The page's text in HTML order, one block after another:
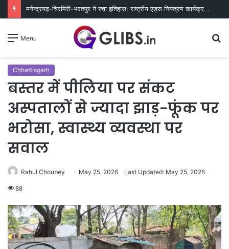
मनेन्द्रगढ़-चिरमिरी-भरतपुर ने रचा इतिहास: राष्ट्रीय एड्स नियंत्रण कार्यक्रम में लक्ष्य हासिल करने वाला छत्तीसगढ़ का पहला जिला बना
Menu
Chhattisgarh
बस्तर में पीलिया पर संकट
अस्पतालों से ज्यादा झाड़-फूंक पर
भरोसा, स्वास्थ्य व्यवस्था पर
सवाल
Rahul Choubey May 25, 2026 Last Updated: May 25, 2026
88